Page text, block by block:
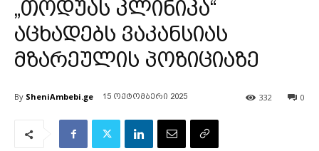
„თოდუას კლინიკა“
აცხადებს ვაკანსიას
მზარეულის პოზიციაზე
By SheniAmbebi.ge 15 ოქტომბერი 2025 0
332